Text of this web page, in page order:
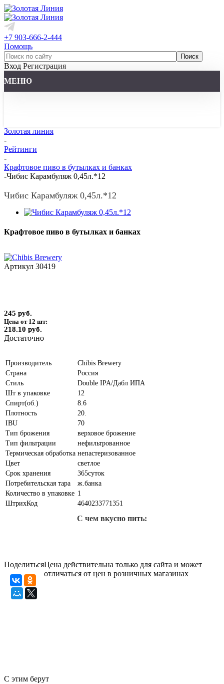
+7 903-666-2-444
Помощь
Вход Регистрация
МЕНЮ
Золотая линия
-
Рейтинги
-
Крафтовое пиво в бутылках и банках
-Чибис Карамбуляж 0,45л.*12
Чибис Карамбуляж 0,45л.*12
Крафтовое пиво в бутылках и банках
Артикул 30419
245 руб.
Цена от 12 шт:
218.10 руб.
Достаточно
Производитель
Chibis Brewery
Страна
Россия
Стиль
Double IPA/Дабл ИПА
Шт в упаковке
12
Спирт(об.)
8.6
Плотность
20.
IBU
70
Тип брожения
верховое брожение
Тип фильтрации
нефильтрованное
Термическая обработка непастеризованное
Цвет
светлое
Срок хранения
365суток
Потребительская тара
ж.банка
Количество в упаковке 1
ШтрихКод
4640233771351
С чем вкусно пить:
ПоделитьсяЦена действительна только для сайта и может
отличаться от цен в розничных магазинах
С этим берут